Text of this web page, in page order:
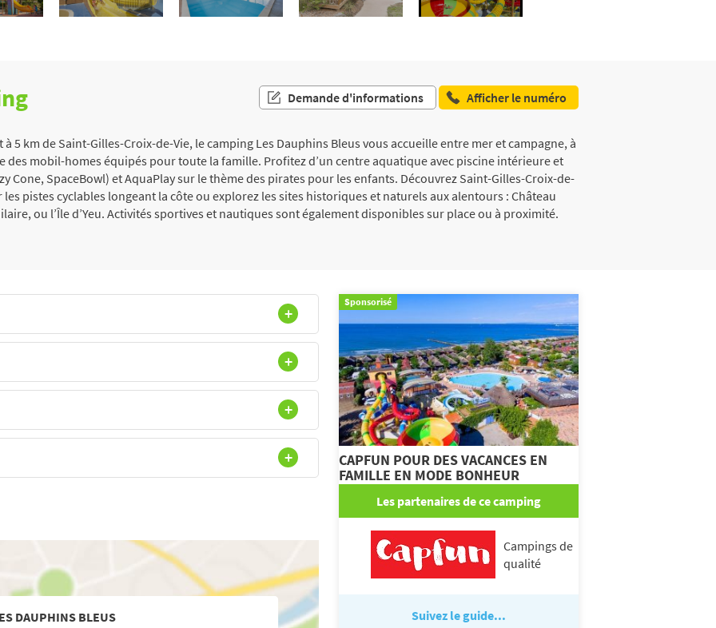
Demande d'informations Afficher le numéro
5 km de Saint-Gilles-Croix-de-Vie, le camping Les Dauphins Bleus vous accueille entre mer et campagne, à
des mobil-homes équipés pour toute la famille. Profitez d’un centre aquatique avec piscine intérieure et
Cone, SpaceBowl) et AquaPlay sur le thème des pirates pour les enfants. Découvrez Saint-Gilles-Croix-de-
pistes cyclables longeant la côte ou explorez les sites historiques et naturels aux alentours : Château
ou l’Île d’Yeu. Activités sportives et nautiques sont également disponibles sur place ou à proximité.
DAUPHINS BLEUS
Sponsorisé
CAPFUN POUR DES VACANCES EN
FAMILLE EN MODE BONHEUR
Les partenaires de ce camping
Campings de
qualité
Suivez le guide...